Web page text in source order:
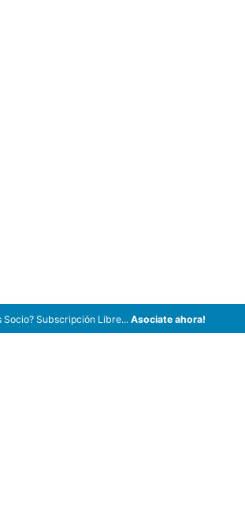
Socio? Subscripción Libre... Asociate ahora!